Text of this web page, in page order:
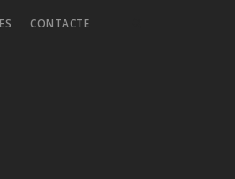
CONTACTE